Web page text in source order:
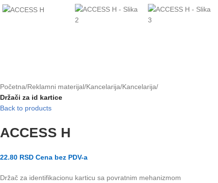
Početna Reklamni materijal Kancelarija Kancelarija
Držači za id kartice
Back to products
ACCESS H
22.80 RSD Cena bez PDV-a
Držač za identifikacionu karticu sa povratnim mehanizmom